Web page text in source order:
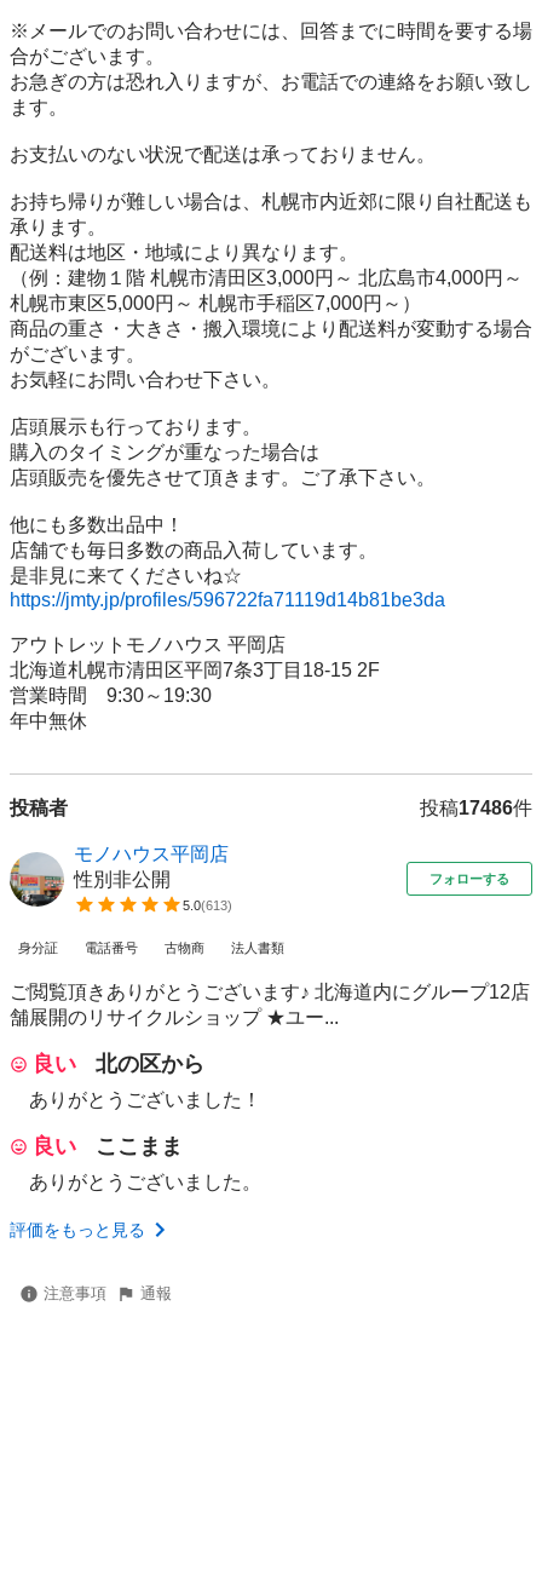
※メールでのお問い合わせには、回答までに時間を要する場
合がございます。
お急ぎの方は恐れ入りますが、お電話での連絡をお願い致し
ます。
お支払いのない状況で配送は承っておりません。
お持ち帰りが難しい場合は、札幌市内近郊に限り自社配送も
承ります。
配送料は地区・地域により異なります。
（例：建物１階 札幌市清田区3,000円～ 北広島市4,000円～
札幌市東区5,000円～ 札幌市手稲区7,000円～）
商品の重さ・大きさ・搬入環境により配送料が変動する場合
がございます。
お気軽にお問い合わせ下さい。
店頭展示も行っております。
購入のタイミングが重なった場合は
店頭販売を優先させて頂きます。ご了承下さい。
他にも多数出品中！
店舗でも毎日多数の商品入荷しています。
https://jmty.jp/profiles/596722fa71119d14b81be3da
アウトレットモノハウス 平岡店
北海道札幌市清田区平岡7条3丁目18-15 2F
営業時間　9:30～19:30
年中無休
投稿者 投稿17486件
モノハウス平岡店
性別非公開
5.0(613)
フォローする
身分証 電話番号 古物商 法人書類
ご閲覧頂きありがとうございます♪ 北海道内にグループ12店
舗展開のリサイクルショップ ★ユー...
良い 北の区から
ありがとうございました！
良い ここまま
ありがとうございました。
評価をもっと見る
注意事項 通報